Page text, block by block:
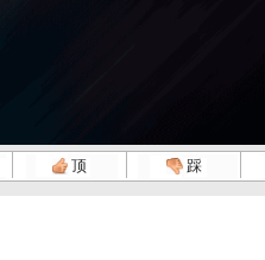
顶 踩